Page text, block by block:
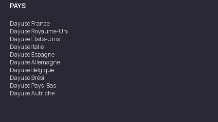
PAYS
DayuseFrance
DayuseRoyaume-Uni
DayuseÉtats-Unis
DayuseItalie
DayuseEspagne
DayuseAllemagne
DayuseBelgique
DayuseBrésil
DayusePays-Bas
DayuseAutriche